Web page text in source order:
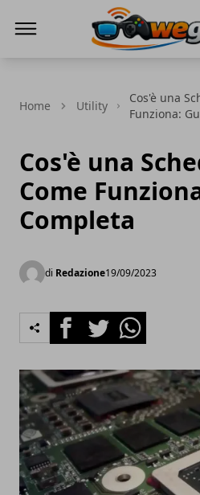
Home Utility
Cos'è una
Funziona:
Cos'è una
Come
Completa
di Redazione19/09/2023
FacebookTwitterWhatsapp